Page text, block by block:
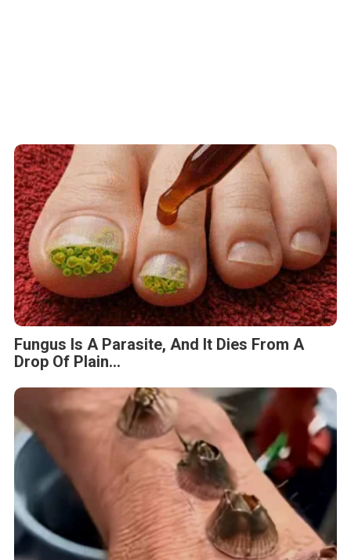
Fungus Is A Parasite, And It Dies From A
Drop Of Plain...
5 Hidden Signs You Have Worms Inside Your
Body